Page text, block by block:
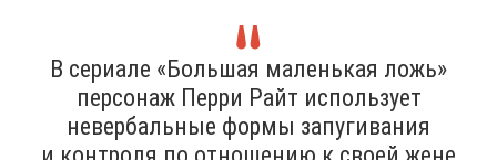
В сериале «Большая маленькая ложь»
персонаж Перри Райт использует
невербальные формы запугивания